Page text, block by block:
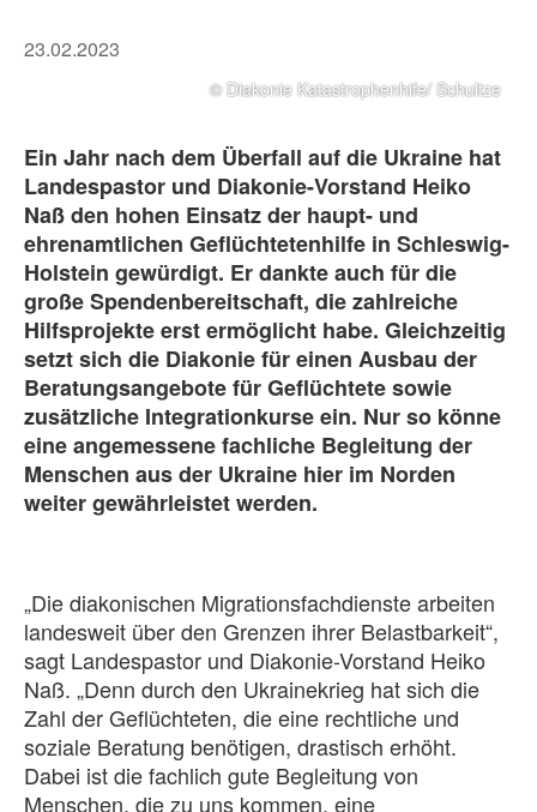
23.02.2023
© Diakonie Katastrophenhife/ Schultze
Ein Jahr nach dem Überfall auf die Ukraine hat
Landespastor und Diakonie-Vorstand Heiko
Naß den hohen Einsatz der haupt- und
ehrenamtlichen Geflüchtetenhilfe in Schleswig-
Holstein gewürdigt. Er dankte auch für die
große Spendenbereitschaft, die zahlreiche
Hilfsprojekte erst ermöglicht habe. Gleichzeitig
setzt sich die Diakonie für einen Ausbau der
Beratungsangebote für Geflüchtete sowie
zusätzliche Integrationkurse ein. Nur so könne
eine angemessene fachliche Begleitung der
Menschen aus der Ukraine hier im Norden
weiter gewährleistet werden.
„Die diakonischen Migrationsfachdienste arbeiten
landesweit über den Grenzen ihrer Belastbarkeit“,
sagt Landespastor und Diakonie-Vorstand Heiko
Naß. „Denn durch den Ukrainekrieg hat sich die
Zahl der Geflüchteten, die eine rechtliche und
soziale Beratung benötigen, drastisch erhöht.
Dabei ist die fachlich gute Begleitung von
Menschen, die zu uns kommen, eine